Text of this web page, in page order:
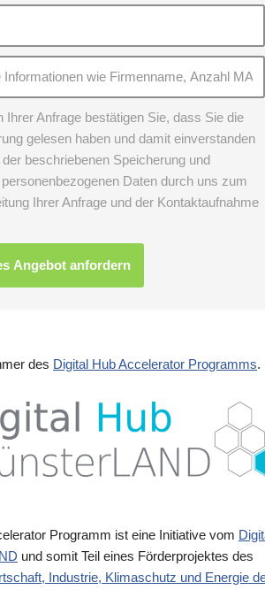
Ihrer Anfrage bestätigen Sie, dass Sie die
gelesen haben und damit einverstanden
beschriebenen Speicherung und
Daten durch uns zum
Ihrer Anfrage und der Kontaktaufnahme
des Digital Hub Accelerator Programms.
Programm ist eine Initiative vom
und somit Teil eines Förderprojektes des
Industrie, Klimaschutz und Energie